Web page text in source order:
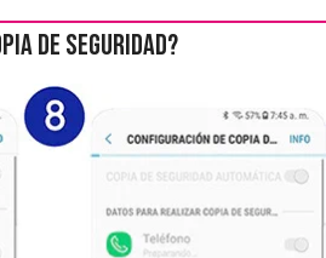
de seguridad?